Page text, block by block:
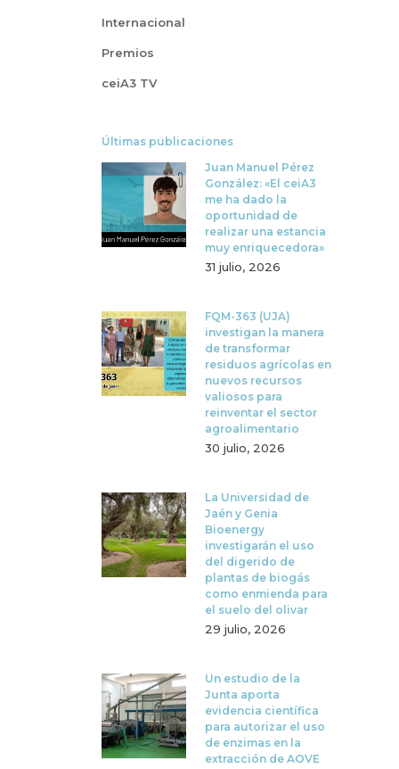
Internacional
Premios
ceiA3 TV
Últimas publicaciones
Juan Manuel Pérez
González: «El ceiA3
me ha dado la
oportunidad de
realizar una estancia
muy enriquecedora»
31 julio, 2026
FQM-363 (UJA)
investigan la manera
de transformar
residuos agrícolas en
nuevos recursos
valiosos para
reinventar el sector
agroalimentario
30 julio, 2026
La Universidad de
Jaén y Genia
Bioenergy
investigarán el uso
del digerido de
plantas de biogás
como enmienda para
el suelo del olivar
29 julio, 2026
Un estudio de la
Junta aporta
evidencia científica
para autorizar el uso
de enzimas en la
extracción de AOVE